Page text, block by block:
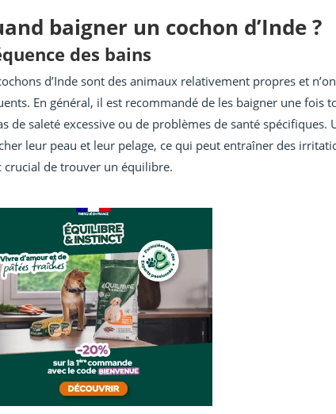
baigner un cochon d’Inde ?
des bains
d’Inde sont des animaux relativement propres et
En général, il est recommandé de les baigner une fois
de saleté excessive ou de problèmes de santé
leur peau et leur pelage, ce qui peut entraîner des
crucial de trouver un équilibre.